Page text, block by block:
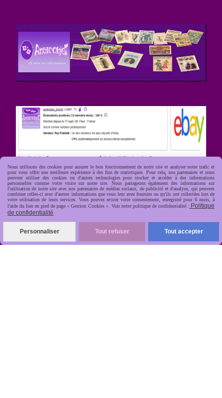
apide, soignée, sécurisée
Nous utilisons des cookies pour assurer le bon fonctionnement de notre site et analyser notre trafic et
pour vous offrir une meilleure expérience à des fins de statistiques. Pour cela, nos partenaires et nous
peuvent utiliser des cookies ou d'autres technologies pour stocker et accéder à des informations
personnelles comme votre visite sur notre site. Nous partageons également des informations sur
l'utilisation de notre site avec nos partenaires de médias sociaux, de publicité et d'analyse, qui peuvent
combiner celles-ci avec d'autres informations que vous leur avez fournies ou qu'ils ont collectées lors de
votre utilisation de leurs services. Vous pouvez retirer votre consentement, enregistré pour 6 mois, à
l'aide du lien en pied de page « Gestion Cookies ». Voir notre politique de confidentialité : Politique
de confidentialité
Personnaliser Tout refuser Tout accepter